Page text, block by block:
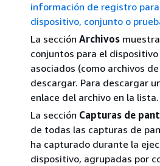
información de registro
dispositivo, conjunto o
La sección Archivos
conjuntos para el
asociados (como archivos
descargar. Para descargar
enlace del archivo en la lista.
La sección Capturas de
de todas las capturas de
ha capturado durante la
dispositivo, agrupadas por